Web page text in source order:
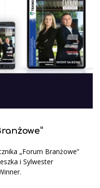
„Forum Branżowe”
i Sylwester